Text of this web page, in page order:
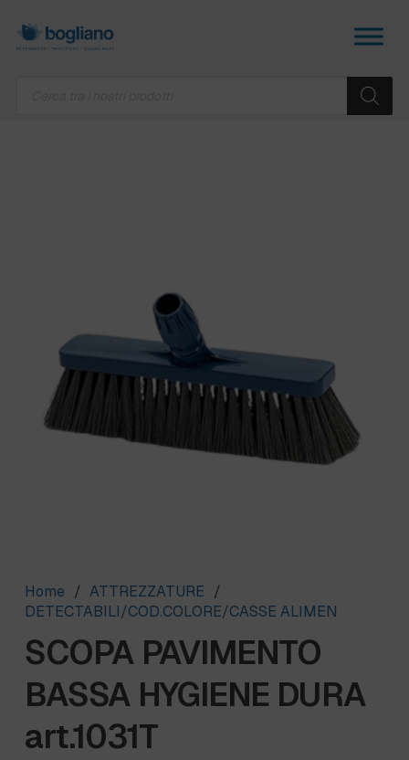
Home / ATTREZZATURE /
DETECTABILI/COD.COLORE/CASSE ALIMEN
SCOPA PAVIMENTO
BASSA HYGIENE DURA
art.1031T